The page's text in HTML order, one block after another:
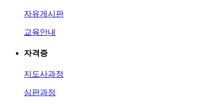
자유게시판
교육안내
자격증
지도사과정
심판과정